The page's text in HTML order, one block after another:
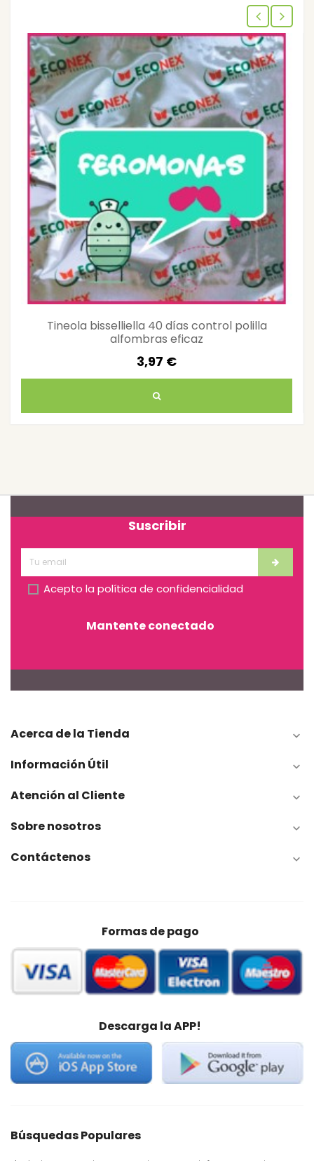
Tineola bisselliella 40 días control polilla
alfombras eficaz
3,97 €
Suscribir
Acepto la política de confidencialidad
Mantente conectado
Acerca de la Tienda 
Información Útil 
Atención al Cliente 
Sobre nosotros 
Contáctenos 
Formas de pago
Descarga la APP!
Búsquedas Populares